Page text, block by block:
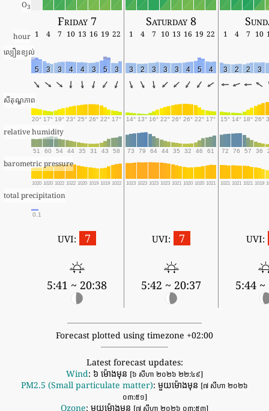
O3
Friday 7 Saturday 8
hour 1 4 7 10 13 16 19 22 1 4 7 10 13 16 19 22 1 4 7 10
ល្បឿនខ្យល់
5 3 3 4 4 3 5 3 3 2 3 3 3 4 5 4 3 2 2 3
សីតុណ្ហភាព
20° 17° 19° 23° 25° 26° 22° 17° 14° 13° 16° 22° 26° 26° 22° 17° 15° 14° 18° 26°
relative humidity
51 60 54 44 35 31 43 58 73 79 64 44 35 32 46 61 72 76 57 36
barometric pressure
1020 1020 1022 1022 1020 1019 1019 1022 1023 1023 1023 1023 1021 1020 1020 1021 1021 1021 1021 1019
total precipitation
0.1
UVI: 7
5:41 ~ 20:38
UVI: 7
5:42 ~ 20:37
UVI:
5:44 ~
Forecast plotted using timezone +02:00
Latest forecast updates:
Wind: ៦ ម៉ោងមុន [៦ សីហា ២០២៦ ២២:៤៩]
PM2.5 (Small particulate matter): មួយម៉ោងមុន [៧ សីហា ២០២៦
០៣:៥១]
Ozone: មួយម៉ោងមុន [៧ សីហា ២០២៦ ០៣:៥៣]